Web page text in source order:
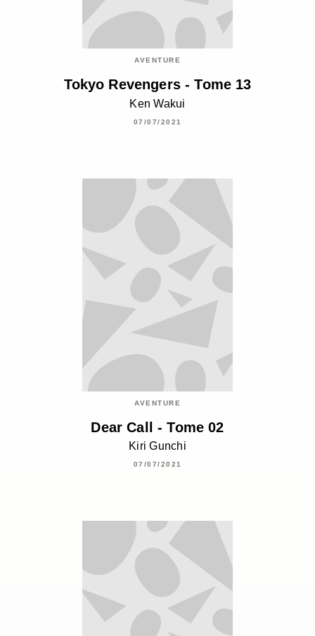
AVENTURE
Tokyo Revengers - Tome 13
Ken Wakui
07/07/2021
AVENTURE
Dear Call - Tome 02
Kiri Gunchi
07/07/2021